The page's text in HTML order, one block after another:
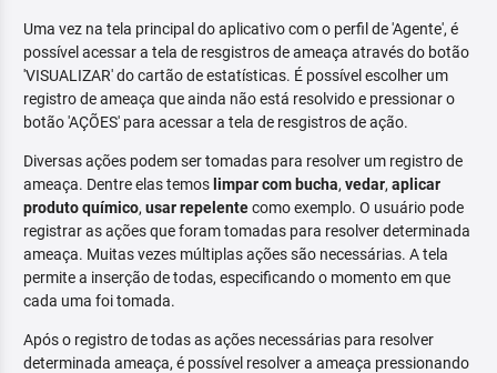
Uma vez na tela principal do aplicativo com o perfil de 'Agente', é
possível acessar a tela de resgistros de ameaça através do botão
'VISUALIZAR' do cartão de estatísticas. É possível escolher um
registro de ameaça que ainda não está resolvido e pressionar o
botão 'AÇÕES' para acessar a tela de resgistros de ação.
Diversas ações podem ser tomadas para resolver um registro de
ameaça. Dentre elas temos limpar com bucha, vedar, aplicar
produto químico, usar repelentecomo exemplo. O usuário pode
registrar as ações que foram tomadas para resolver determinada
ameaça. Muitas vezes múltiplas ações são necessárias. A tela
permite a inserção de todas, especificando o momento em que
cada uma foi tomada.
Após o registro de todas as ações necessárias para resolver
determinada ameaça, é possível resolver a ameaça pressionando